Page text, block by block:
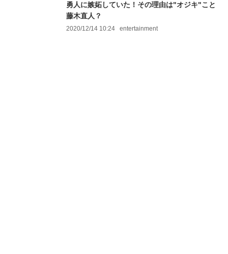
勇人に嫉妬していた！その理由は"オジキ"こと
藤木直人？
2020/12/14 10:24 entertainment